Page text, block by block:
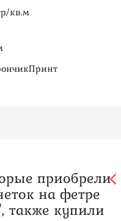
кв.м
приобрели
на фетре
также купили